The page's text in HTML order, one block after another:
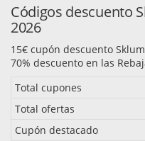
Códigos descuento
2026
15€ cupón descuento
70% descuento en las
Total cupones
Total ofertas
Cupón destacado